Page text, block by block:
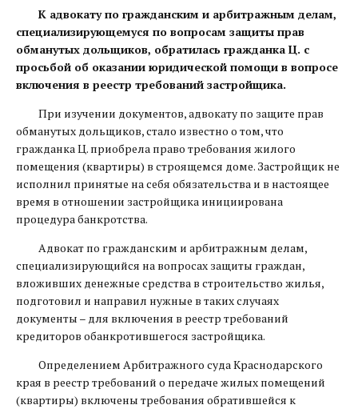
К адвокату по гражданским и арбитражным делам,
специализирующемуся по вопросам защиты прав
обманутых дольщиков, обратилась гражданка Ц. с
просьбой об оказании юридической помощи в вопросе
включения в реестр требований застройщика.
При изучении документов, адвокату по защите прав
обманутых дольщиков, стало известно о том, что
гражданка Ц. приобрела право требования жилого
помещения (квартиры) в строящемся доме. Застройщик не
исполнил принятые на себя обязательства и в настоящее
время в отношении застройщика инициирована
процедура банкротства.
Адвокат по гражданским и арбитражным делам,
специализирующийся на вопросах защиты граждан,
вложивших денежные средства в строительство жилья,
подготовил и направил нужные в таких случаях
документы – для включения в реестр требований
кредиторов обанкротившегося застройщика.
Определением Арбитражного суда Краснодарского
края в реестр требований о передаче жилых помещений
(квартиры) включены требования обратившейся к